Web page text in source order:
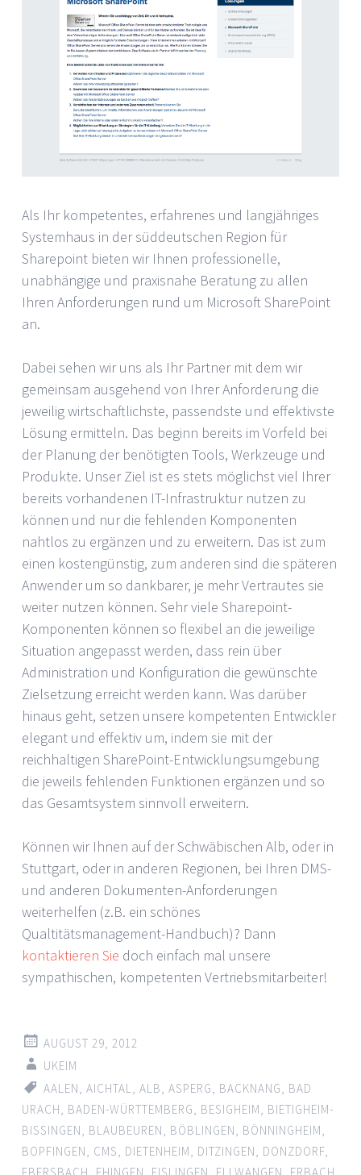
Als Ihr kompetentes, erfahrenes und langjähriges
Systemhaus in der süddeutschen Region für
Sharepoint bieten wir Ihnen professionelle,
unabhängige und praxisnahe Beratung zu allen
Ihren Anforderungen rund um Microsoft SharePoint
an.
Dabei sehen wir uns als Ihr Partner mit dem wir
gemeinsam ausgehend von Ihrer Anforderung die
jeweilig wirtschaftlichste, passendste und effektivste
Lösung ermitteln. Das beginn bereits im Vorfeld bei
der Planung der benötigten Tools, Werkzeuge und
Produkte. Unser Ziel ist es stets möglichst viel Ihrer
bereits vorhandenen IT-Infrastruktur nutzen zu
können und nur die fehlenden Komponenten
nahtlos zu ergänzen und zu erweitern. Das ist zum
einen kostengünstig, zum anderen sind die späteren
Anwender um so dankbarer, je mehr Vertrautes sie
weiter nutzen können. Sehr viele Sharepoint-
Komponenten können so flexibel an die jeweilige
Situation angepasst werden, dass rein über
Administration und Konfiguration die gewünschte
Zielsetzung erreicht werden kann. Was darüber
hinaus geht, setzen unsere kompetenten Entwickler
elegant und effektiv um, indem sie mit der
reichhaltigen SharePoint-Entwicklungsumgebung
die jeweils fehlenden Funktionen ergänzen und so
das Gesamtsystem sinnvoll erweitern.
Können wir Ihnen auf der Schwäbischen Alb, oder in
Stuttgart, oder in anderen Regionen, bei Ihren DMS-
und anderen Dokumenten-Anforderungen
weiterhelfen (z.B. ein schönes
Qualtitätsmanagement-Handbuch)? Dann
kontaktieren Sie doch einfach mal unsere
sympathischen, kompetenten Vertriebsmitarbeiter!
AUGUST 29, 2012
UKEIM
AALEN, AICHTAL, ALB, ASPERG, BACKNANG, BAD
URACH, BADEN-WÜRTTEMBERG, BESIGHEIM, BIETIGHEIM-
BISSINGEN, BLAUBEUREN, BÖBLINGEN, BÖNNINGHEIM,
BOPFINGEN, CMS, DIETENHEIM, DITZINGEN, DONZDORF,